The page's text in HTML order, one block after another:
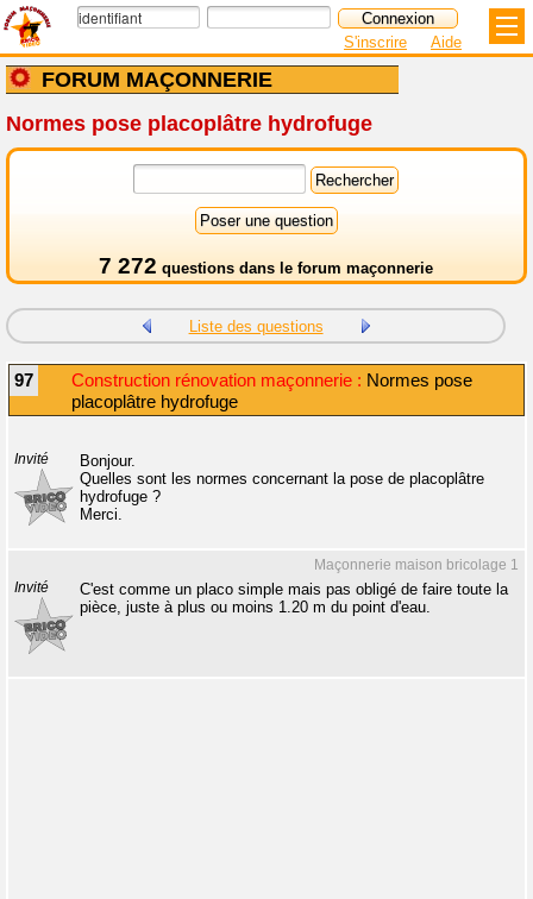
FORUM MAÇONNERIE
S'inscrire Aide
Normes pose placoplâtre hydrofuge
7 272 questions dans le forum maçonnerie
Liste des questions
97 Construction rénovation maçonnerie : Normes pose
placoplâtre hydrofuge
Invité
Bonjour.
Quelles sont les normes concernant la pose de placoplâtre
hydrofuge ?
Merci.
Maçonnerie maison bricolage 1
Invité
C'est comme un placo simple mais pas obligé de faire toute la
pièce, juste à plus ou moins 1.20 m du point d'eau.